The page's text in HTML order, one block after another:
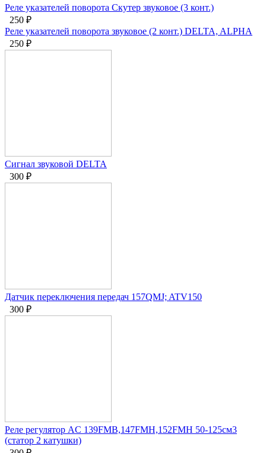
Реле указателей поворота Скутер звуковое (3 конт.)
250 ₽
Реле указателей поворота звуковое (2 конт.) DELTA, ALPHA
250 ₽
Сигнал звуковой DELTA
300 ₽
Датчик переключения передач 157QMJ; ATV150
300 ₽
Реле регулятор AC 139FMB,147FMH,152FMH 50-125см3
(статор 2 катушки)